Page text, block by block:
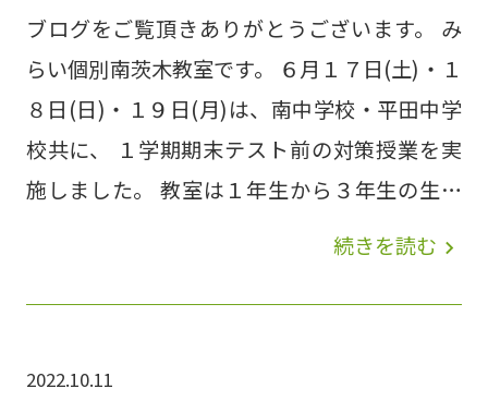
ブログをご覧頂きありがとうございます。 み
らい個別南茨木教室です。 ６月１７日(土)・１
８日(日)・１９日(月)は、南中学校・平田中学
校共に、 １学期期末テスト前の対策授業を実
施しました。 教室は１年生から３年生の生徒
がテスト前の各科目の勉強に真剣に取り組んで
土曜日・日曜日・月曜日は直前対策を実施して
は、９月１９日(火)・２０日(水) (予定) 平田
続きを読む navigate_next
2022.10.11